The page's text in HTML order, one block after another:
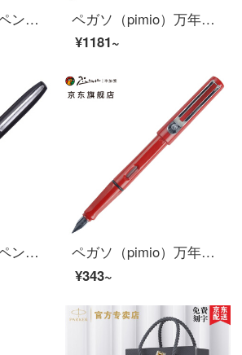
ペガソ（pimio）ペンサインペン男性女史習字ペン学生用大人習字インクペン0.5 mm曼陀林シリーズ717磁器白色
ペガソ（pimio）万年筆サインペン男性女性ビジネスプレゼント大人学生用0.5 mmインクペンアテネ皇朝シリーズ906霧銀
¥1181~
ペガソ（pimio）ペンサインペン男性女性執務成人書写学生用0.5 mmインクペンワナシリーズ936純黒
ペガソ（pimio）万年筆サインペン男性女性学生成人習字用正姿ペンでビジネスオフィスの0.5 mm 619赤を握ります。
¥343~